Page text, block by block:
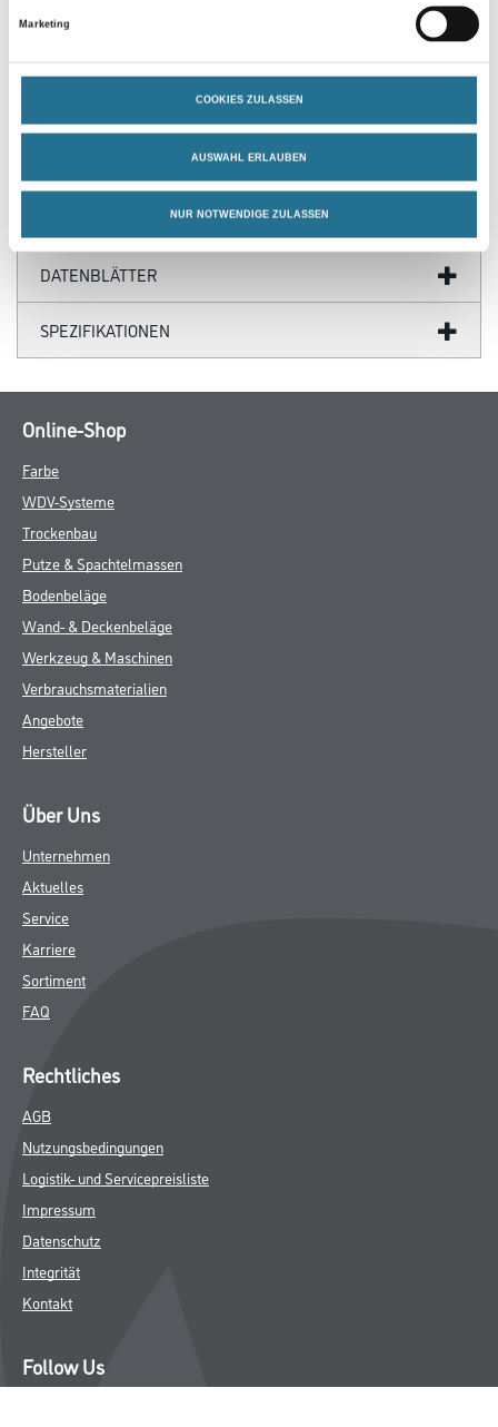
Marketing
COOKIES ZULASSEN
AUSWAHL ERLAUBEN
NUR NOTWENDIGE ZULASSEN
- Ersetzt die Verlegung eines Kupferbandnetzes
GEFAHRENHINWEISE
DATENBLÄTTER
SPEZIFIKATIONEN
Online-Shop
Farbe
WDV-Systeme
Trockenbau
Putze & Spachtelmassen
Bodenbeläge
Wand- & Deckenbeläge
Werkzeug & Maschinen
Verbrauchsmaterialien
Angebote
Hersteller
Über Uns
Unternehmen
Aktuelles
Service
Karriere
Sortiment
FAQ
Rechtliches
AGB
Nutzungsbedingungen
Logistik- und Servicepreisliste
Impressum
Datenschutz
Integrität
Kontakt
Follow Us